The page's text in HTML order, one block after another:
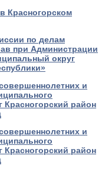
Красногорском
по делам
при Администрации
округ
и
район
и
район